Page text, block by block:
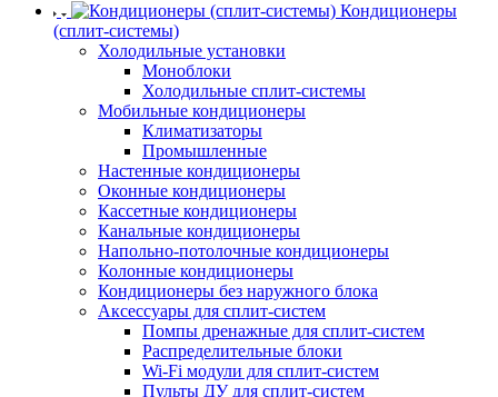
Кондиционеры
(сплит-системы)
Холодильные установки
Моноблоки
Холодильные сплит-системы
Мобильные кондиционеры
Климатизаторы
Промышленные
Настенные кондиционеры
Оконные кондиционеры
Кассетные кондиционеры
Канальные кондиционеры
Напольно-потолочные кондиционеры
Колонные кондиционеры
Кондиционеры без наружного блока
Аксессуары для сплит-систем
Помпы дренажные для сплит-систем
Распределительные блоки
Wi-Fi модули для сплит-систем
Пульты ДУ для сплит-систем